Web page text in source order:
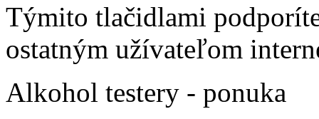
Týmito tlačidlami
ostatným užívateľom
Alkohol testery - ponuka